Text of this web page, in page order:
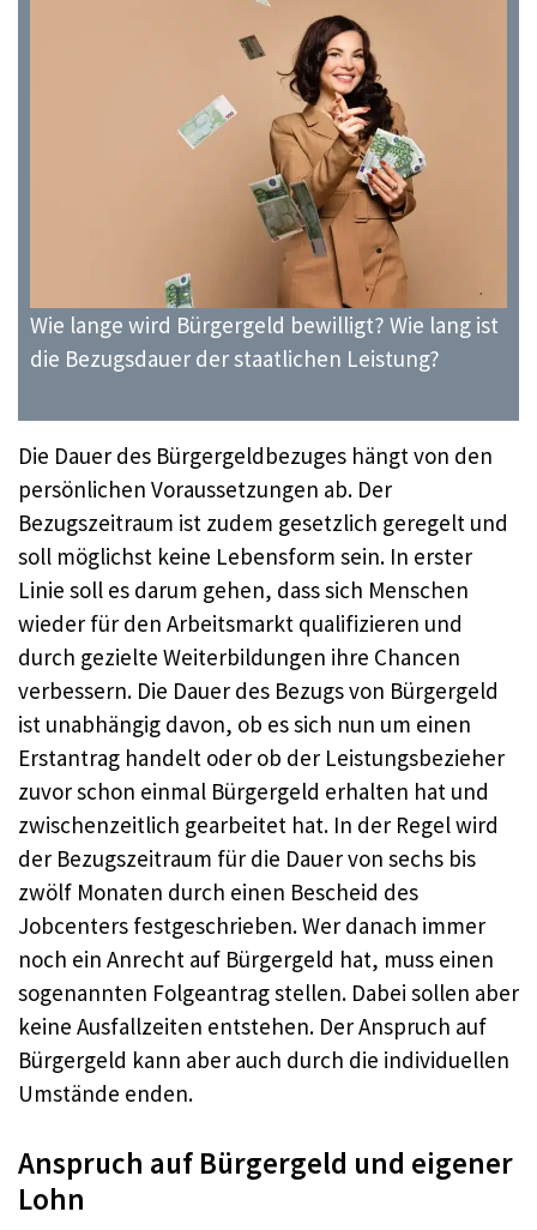
Wie lange wird Bürgergeld bewilligt? Wie lang ist
die Bezugsdauer der staatlichen Leistung?
Die Dauer des Bürgergeldbezuges hängt von den
persönlichen Voraussetzungen ab. Der
Bezugszeitraum ist zudem gesetzlich geregelt und
soll möglichst keine Lebensform sein. In erster
Linie soll es darum gehen, dass sich Menschen
wieder für den Arbeitsmarkt qualifizieren und
durch gezielte Weiterbildungen ihre Chancen
verbessern. Die Dauer des Bezugs von Bürgergeld
ist unabhängig davon, ob es sich nun um einen
Erstantrag handelt oder ob der Leistungsbezieher
zuvor schon einmal Bürgergeld erhalten hat und
zwischenzeitlich gearbeitet hat. In der Regel wird
der Bezugszeitraum für die Dauer von sechs bis
zwölf Monaten durch einen Bescheid des
Jobcenters festgeschrieben. Wer danach immer
noch ein Anrecht auf Bürgergeld hat, muss einen
sogenannten Folgeantrag stellen. Dabei sollen aber
keine Ausfallzeiten entstehen. Der Anspruch auf
Bürgergeld kann aber auch durch die individuellen
Umstände enden.
Anspruch auf Bürgergeld und eigener
Lohn